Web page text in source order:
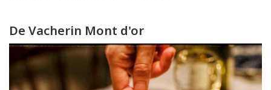
De Vacherin Mont d'or